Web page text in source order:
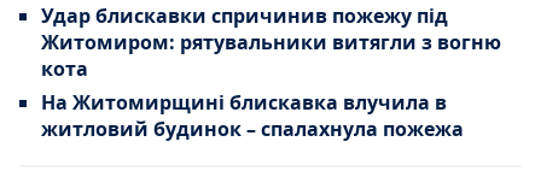
Удар блискавки спричинив пожежу під
Житомиром: рятувальники витягли з вогню
кота
На Житомирщині блискавка влучила в
житловий будинок – спалахнула пожежа